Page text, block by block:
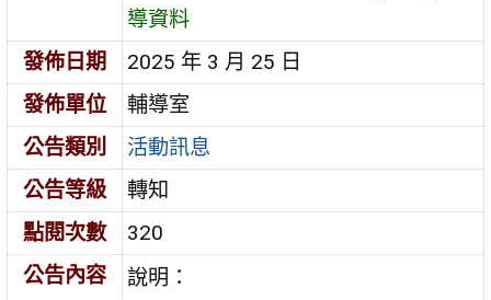
導資料
發佈日期
2025 年 3 月 25 日
發佈單位
輔導室
公告類別
活動訊息
公告等級
轉知
點閱次數
320
公告內容
說明：